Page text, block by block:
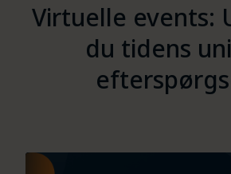
Virtuelle events:
du tidens